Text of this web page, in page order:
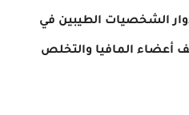
الشخصيات الطيبين في
أعضاء المافيا والتخلص